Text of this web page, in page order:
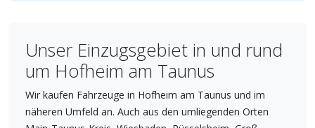
Unser Einzugsgebiet in und rund
um Hofheim am Taunus
Wir kaufen Fahrzeuge in Hofheim am Taunus und im
näheren Umfeld an. Auch aus den umliegenden Orten